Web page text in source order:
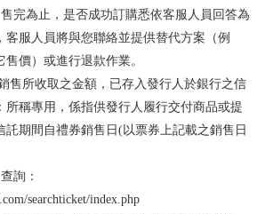
完為止，是否成功訂購悉依客服人員回答為
客服人員將與您聯絡並提供替代方案（例
價）或進行退款作業。
售所收取之金額，已存入發行人於銀行之信
所稱專用，係指供發行人履行交付商品或提
託期間自禮券銷售日(以票券上記載之銷售日
詢：
searchticket/index.php